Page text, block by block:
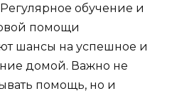
Регулярное обучение и
помощи
шансы на успешное и
домой. Важно не
помощь, но и